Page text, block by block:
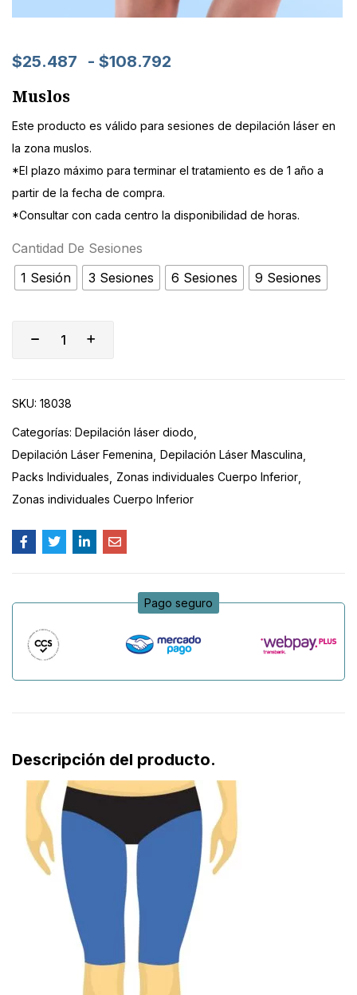
$25.487 - $108.792
Muslos
Este producto es válido para sesiones de depilación láser en
la zona muslos.
*El plazo máximo para terminar el tratamiento es de 1 año a
partir de la fecha de compra.
*Consultar con cada centro la disponibilidad de horas.
Cantidad De Sesiones
1 Sesión
3 Sesiones 6 Sesiones 9 Sesiones
SKU: 18038
Categorías: Depilación láser diodo
Depilación Láser Femenina Depilación Láser Masculina
Packs Individuales
Zonas individuales Cuerpo Inferior
Zonas individuales Cuerpo Inferior
Pago seguro
Descripción del producto.